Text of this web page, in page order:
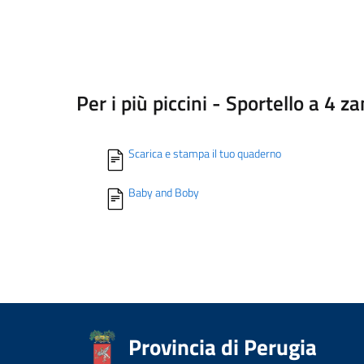
Per i più piccini - Sportello a 4
Scarica e stampa il tuo quaderno
Baby and Boby
Provincia di Perugia